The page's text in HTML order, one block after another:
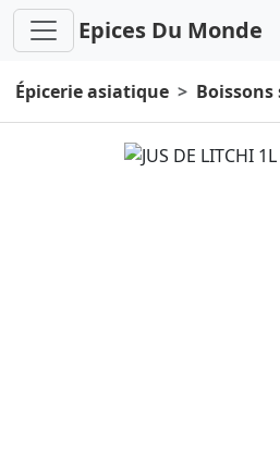
Epices Du Monde
Épicerie asiatique Boissons